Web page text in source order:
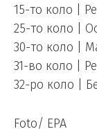
15-то коло |
25-то коло |
30-то коло |
31-во коло |
32-ро коло |
Foto/ EPA